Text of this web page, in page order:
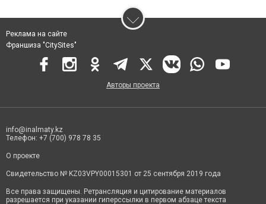
Реклама на сайте
Франшиза "CitySites"
Авторы проекта
info@inalmaty.kz
Телефон: +7 (700) 978 78 35
О проекте
Свидетельство № KZ03VPY00015301 от 25 сентября 2019 года
Все права защищены. Ретрансляция и цитирование материалов
разрешается при указании гиперссылки в первом абзаце текста